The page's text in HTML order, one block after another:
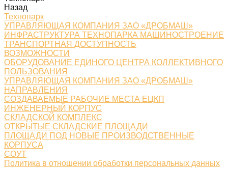
Назад
Технопарк
УПРАВЛЯЮЩАЯ КОМПАНИЯ ЗАО «ДРОБМАШ»
ИНФРАСТРУКТУРА ТЕХНОПАРКА МАШИНОСТРОЕНИЕ
ТРАНСПОРТНАЯ ДОСТУПНОСТЬ
ВОЗМОЖНОСТИ
ОБОРУДОВАНИЕ ЕДИНОГО ЦЕНТРА КОЛЛЕКТИВНОГО
ПОЛЬЗОВАНИЯ
УПРАВЛЯЮЩАЯ КОМПАНИЯ ЗАО «ДРОБМАШ»
НАПРАВЛЕНИЯ
СОЗДАВАЕМЫЕ РАБОЧИЕ МЕСТА ЕЦКП
ИНЖЕНЕРНЫЙ КОРПУС
СКЛАДСКОЙ КОМПЛЕКС
ОТКРЫТЫЕ СКЛАДСКИЕ ПЛОЩАДИ
ПЛОЩАДИ ПОД НОВЫЕ ПРОИЗВОДСТВЕННЫЕ
КОРПУСА
СОУТ
Политика в отношении обработки персональных данных